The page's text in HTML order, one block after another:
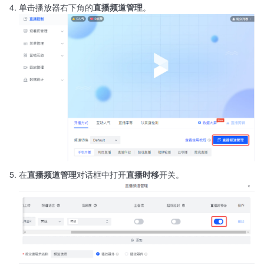
单击播放器右下角的直播频道管理。
在直播频道管理对话框中打开直播时移开关。